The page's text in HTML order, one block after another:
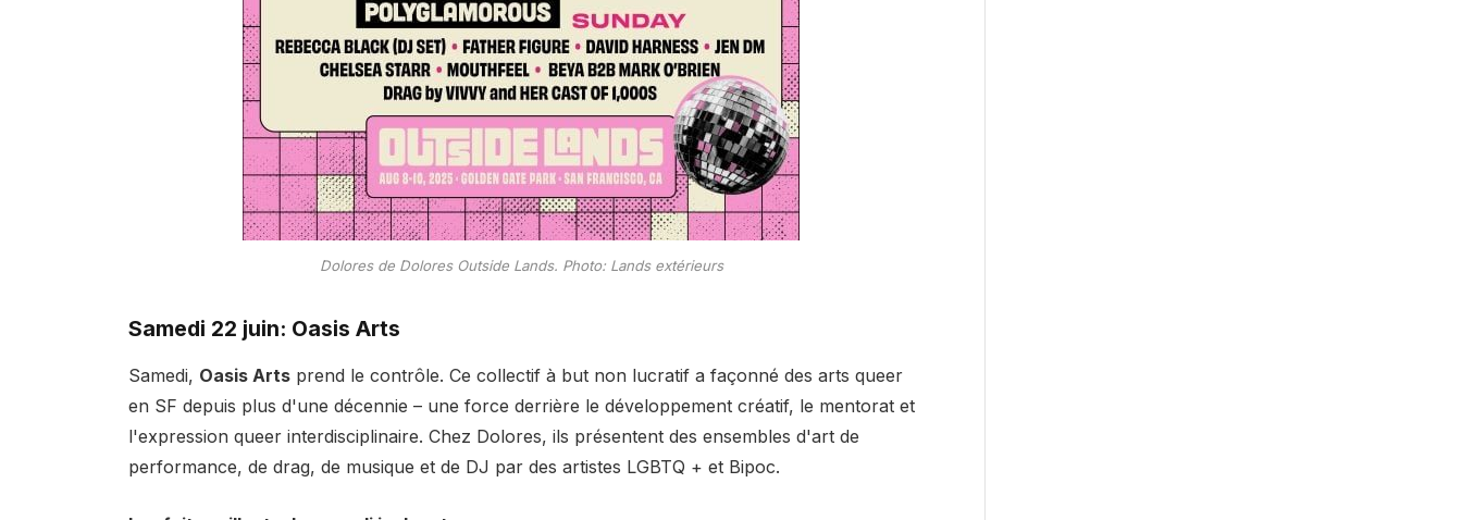
Dolores de Dolores Outside Lands. Photo: Lands extérieurs
Samedi 22 juin: Oasis Arts
Samedi, Oasis Artsprend le contrôle. Ce collectif à but non lucratif a façonné des arts queer
en SF depuis plus d'une décennie – une force derrière le développement créatif, le mentorat et
l'expression queer interdisciplinaire. Chez Dolores, ils présentent des ensembles d'art de
performance, de drag, de musique et de DJ par des artistes LGBTQ + et Bipoc.